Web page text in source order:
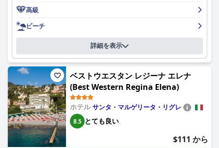
ホテルでの朝食体験は、一般的に好評で、高品質の食材と、湾を
見渡せる美しい部屋で提供される甘くて風味豊かなオプションが
混在しています。サービスや種類の少なさについての苦情が時折
ありますが、朝食は豊富で贅沢であるとお客様は感じています。
ホテルのダイニング施設は、高品質の料理、ロマンチックな雰囲
気、模範的なサービスを特徴とする、素晴らしい料理の旅を提供
します。特に夕方には、海岸沿いにテーブルが設置され、海辺で
の食事は、ライブミュージックを伴い、お客様にユニークで思い
出に残る体験を提供し、完璧なロマンチックな夜を演出します。
ホテル ミラマーレ & スパの客室は、広さ、清潔さ、そして素晴
らしい海の景色でしばしば賞賛され、多くのお客様がスイートへ
のアップグレードを楽しんでいます。一部の客室には特定の設備
が不足していたり、予想よりも狭い場合がありますが、全体的な
評価は高く、快適なベッドと豪華な内装が際立っています。
高級
ビーチ
詳細を表示
ベストウエスタン レジーナ エレナ
(Best Western Regina Elena)
ホテルサンタ・マルゲリータ・リグレ
8.5 とても良い
$111 から